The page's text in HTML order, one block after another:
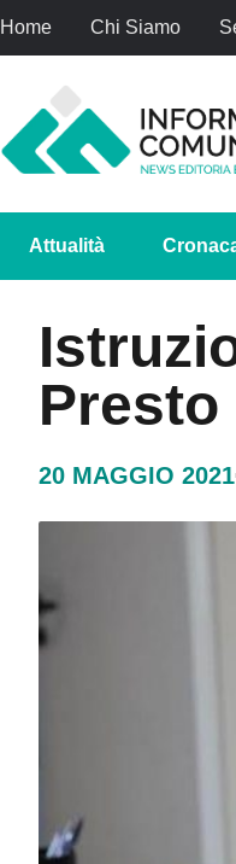
Home Chi Siamo
Attualità
Presto
20 MAGGIO 2021